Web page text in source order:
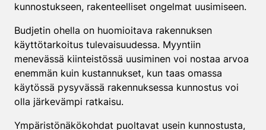
kunnostukseen, rakenteelliset ongelmat uusimiseen.
Budjetin ohella on huomioitava rakennuksen
käyttötarkoitus tulevaisuudessa. Myyntiin
menevässä kiinteistössä uusiminen voi nostaa arvoa
enemmän kuin kustannukset, kun taas omassa
käytössä pysyvässä rakennuksessa kunnostus voi
olla järkevämpi ratkaisu.
Ympäristönäkökohdat puoltavat usein kunnostusta,